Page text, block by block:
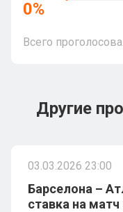
0%
Всего
Другие
03.03.2026 23:00
Барселона –
ставка на